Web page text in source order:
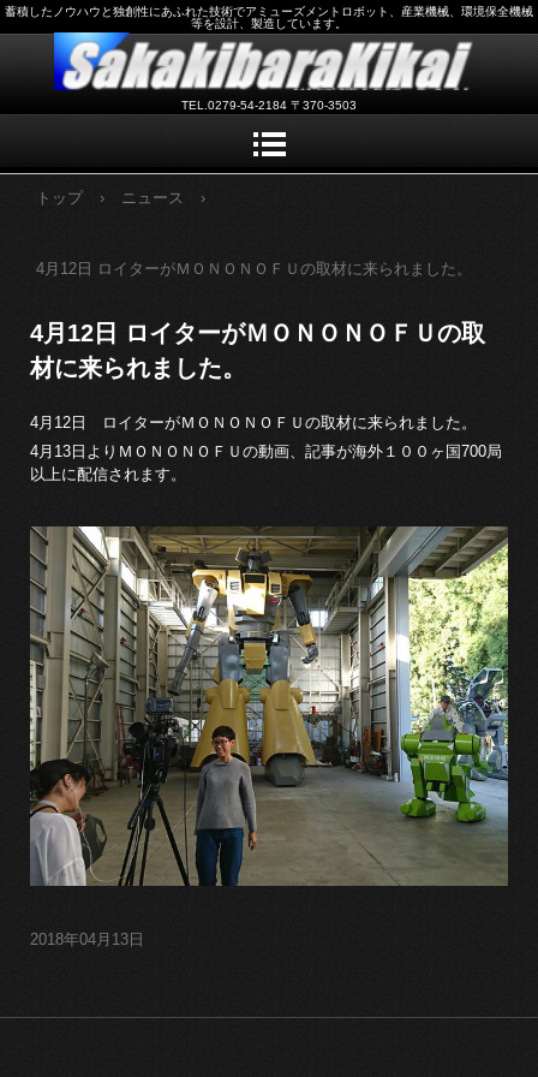
蓄積したノウハウと独創性にあふれた技術でアミューズメントロボット、産業機械、環境保全機械
等を設計、製造しています。
TEL.0279-54-2184 〒370-3503
トップ › ニュース ›
4月12日 ロイターがＭＯＮＯＮＯＦＵの取材に来られました。
4月12日 ロイターがＭＯＮＯＮＯＦＵの取
材に来られました。
4月12日 ロイターがＭＯＮＯＮＯＦＵの取材に来られました。
4月13日よりＭＯＮＯＮＯＦＵの動画、記事が海外１００ヶ国700局
以上に配信されます。
2018年04月13日